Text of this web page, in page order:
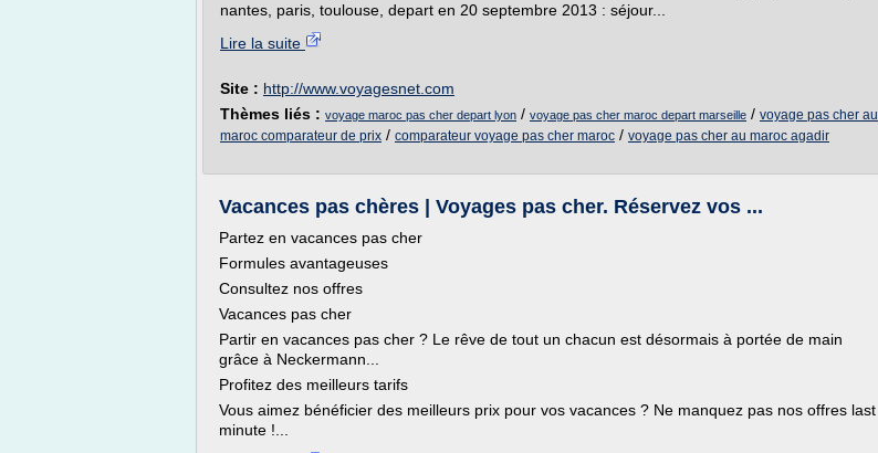
nantes, paris, toulouse, depart en 20 septembre 2013 : séjour...
Lire la suite
Site : http://www.voyagesnet.com
Thèmes liés : voyage maroc pas cher depart lyon / voyage pas cher maroc depart marseille / voyage pas cher au
maroc comparateur de prix / comparateur voyage pas cher maroc / voyage pas cher au maroc agadir
Vacances pas chères | Voyages pas cher. Réservez vos ...
Partez en vacances pas cher
Formules avantageuses
Consultez nos offres
Vacances pas cher
Partir en vacances pas cher ? Le rêve de tout un chacun est désormais à portée de main
grâce à Neckermann...
Profitez des meilleurs tarifs
Vous aimez bénéficier des meilleurs prix pour vos vacances ? Ne manquez pas nos offres last
minute !...